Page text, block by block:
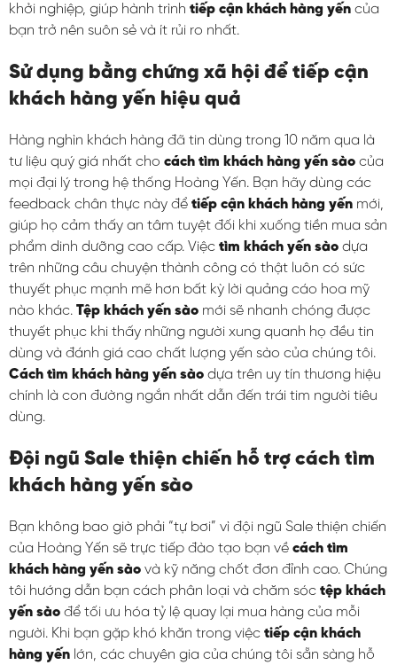
khởi nghiệp, giúp hành trình tiếp cận khách hàng yến của
bạn trở nên suôn sẻ và ít rủi ro nhất.
Sử dụng bằng chứng xã hội để tiếp cận
khách hàng yến hiệu quả
Hàng nghìn khách hàng đã tin dùng trong 10 năm qua là
tư liệu quý giá nhất cho cách tìm khách hàng yến sào của
mọi đại lý trong hệ thống Hoàng Yến. Bạn hãy dùng các
feedback chân thực này để tiếp cận khách hàng yến mới,
giúp họ cảm thấy an tâm tuyệt đối khi xuống tiền mua sản
phẩm dinh dưỡng cao cấp. Việc tìm khách yến sào dựa
trên những câu chuyện thành công có thật luôn có sức
thuyết phục mạnh mẽ hơn bất kỳ lời quảng cáo hoa mỹ
nào khác. Tệp khách yến sào mới sẽ nhanh chóng được
thuyết phục khi thấy những người xung quanh họ đều tin
dùng và đánh giá cao chất lượng yến sào của chúng tôi.
Cách tìm khách hàng yến sào dựa trên uy tín thương hiệu
chính là con đường ngắn nhất dẫn đến trái tim người tiêu
dùng.
Đội ngũ Sale thiện chiến hỗ trợ cách tìm
khách hàng yến sào
Bạn không bao giờ phải “tự bơi” vì đội ngũ Sale thiện chiến
của Hoàng Yến sẽ trực tiếp đào tạo bạn về cách tìm
khách hàng yến sào và kỹ năng chốt đơn đỉnh cao. Chúng
tôi hướng dẫn bạn cách phân loại và chăm sóc tệp khách
yến sào để tối ưu hóa tỷ lệ quay lại mua hàng của mỗi
người. Khi bạn gặp khó khăn trong việc tiếp cận khách
hàng yến lớn, các chuyên gia của chúng tôi sẵn sàng hỗ